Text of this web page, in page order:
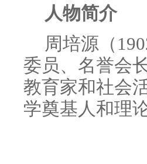
人物简介
周培源（
委员、名誉会
教育家和社会
学奠基人和理